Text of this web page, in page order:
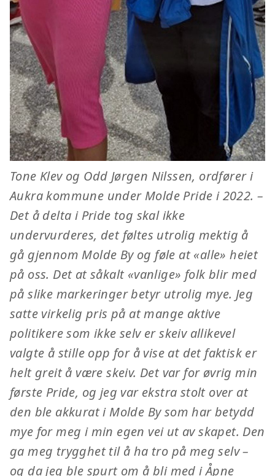
Tone Klev og Odd Jørgen Nilssen, ordfører i
Aukra kommune under Molde Pride i 2022. –
Det å delta i Pride tog skal ikke
undervurderes, det føltes utrolig mektig å
gå gjennom Molde By og føle at «alle» heiet
på oss. Det at såkalt «vanlige» folk blir med
på slike markeringer betyr utrolig mye. Jeg
satte virkelig pris på at mange aktive
politikere som ikke selv er skeiv allikevel
valgte å stille opp for å vise at det faktisk er
helt greit å være skeiv. Det var for øvrig min
første Pride, og jeg var ekstra stolt over at
den ble akkurat i Molde By som har betydd
mye for meg i min egen vei ut av skapet. Den
ga meg trygghet til å ha tro på meg selv –
og da jeg ble spurt om å bli med i Åpne